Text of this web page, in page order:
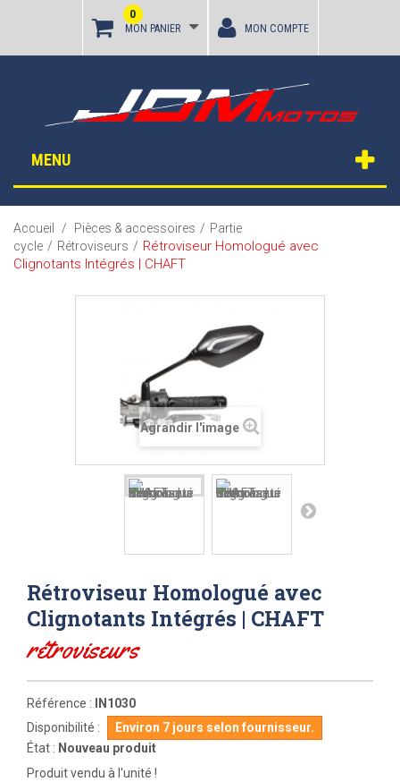
MON PANIER
0
MON COMPTE
MENU
Accueil / Pièces & accessoires / Partie
cycle / Rétroviseurs / Rétroviseur Homologué avec
Clignotants Intégrés | CHAFT
Agrandir l'image
Rétroviseur Homologué avec
Clignotants Intégrés | CHAFT
rétroviseurs
Référence :
IN1030
Disponibilité :
Environ 7 jours selon fournisseur.
État : Nouveau produit
Produit vendu à l'unité !